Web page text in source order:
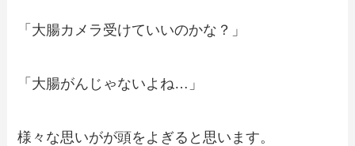
「大腸カメラ受けていいのかな？」
「大腸がんじゃないよね…」
様々な思いがが頭をよぎると思います。